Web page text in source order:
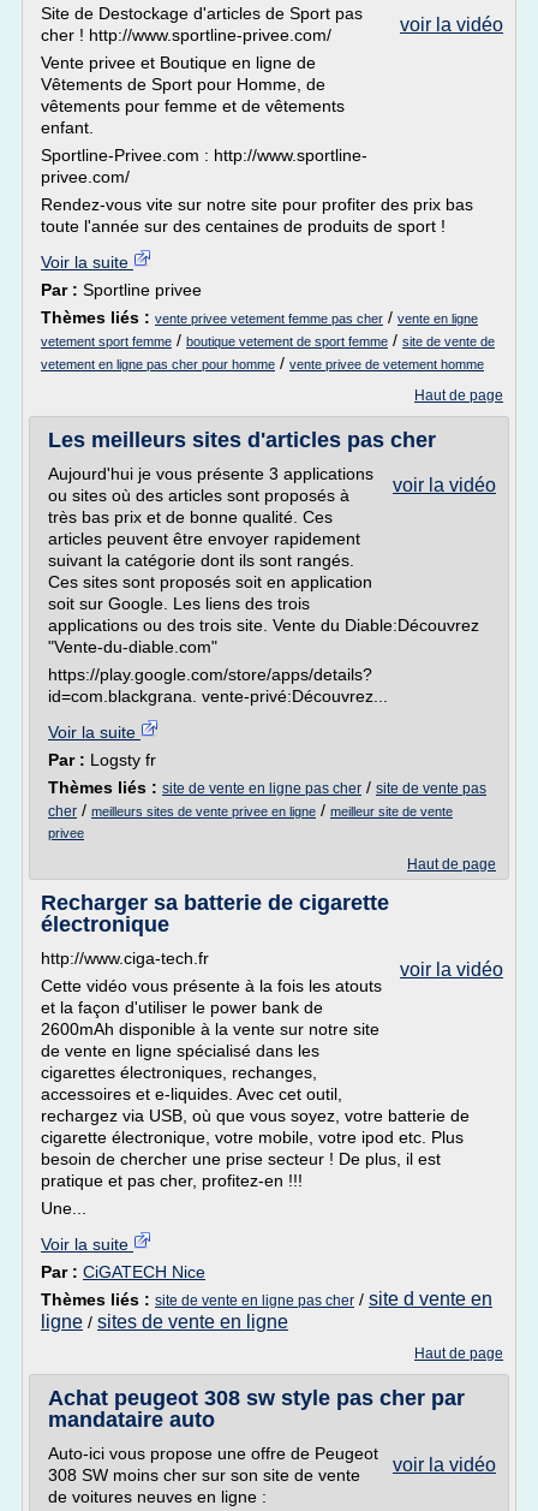
voir la vidéo
Site de Destockage d'articles de Sport pas
cher ! http://www.sportline-privee.com/
Vente privee et Boutique en ligne de
Vêtements de Sport pour Homme, de
vêtements pour femme et de vêtements
enfant.
Sportline-Privee.com : http://www.sportline-
privee.com/
Rendez-vous vite sur notre site pour profiter des prix bas
toute l'année sur des centaines de produits de sport !
Voir la suite
Par : Sportline privee
Thèmes liés : vente privee vetement femme pas cher / vente en ligne
vetement sport femme / boutique vetement de sport femme / site de vente de
vetement en ligne pas cher pour homme / vente privee de vetement homme
Haut de page
Les meilleurs sites d'articles pas cher
voir la vidéo
Aujourd'hui je vous présente 3 applications
ou sites où des articles sont proposés à
très bas prix et de bonne qualité. Ces
articles peuvent être envoyer rapidement
suivant la catégorie dont ils sont rangés.
Ces sites sont proposés soit en application
soit sur Google. Les liens des trois
applications ou des trois site. Vente du Diable:Découvrez
"Vente-du-diable.com"
https://play.google.com/store/apps/details?
id=com.blackgrana. vente-privé:Découvrez...
Voir la suite
Par : Logsty fr
Thèmes liés : site de vente en ligne pas cher / site de vente pas
cher / meilleurs sites de vente privee en ligne / meilleur site de vente
privee
Haut de page
Recharger sa batterie de cigarette
électronique
voir la vidéo
http://www.ciga-tech.fr
Cette vidéo vous présente à la fois les atouts
et la façon d'utiliser le power bank de
2600mAh disponible à la vente sur notre site
de vente en ligne spécialisé dans les
cigarettes électroniques, rechanges,
accessoires et e-liquides. Avec cet outil,
rechargez via USB, où que vous soyez, votre batterie de
cigarette électronique, votre mobile, votre ipod etc. Plus
besoin de chercher une prise secteur ! De plus, il est
pratique et pas cher, profitez-en !!!
Une...
Voir la suite
Par : CiGATECH Nice
Thèmes liés : site de vente en ligne pas cher / site d vente en
ligne / sites de vente en ligne
Haut de page
Achat peugeot 308 sw style pas cher par
mandataire auto
voir la vidéo
Auto-ici vous propose une offre de Peugeot
308 SW moins cher sur son site de vente
de voitures neuves en ligne :